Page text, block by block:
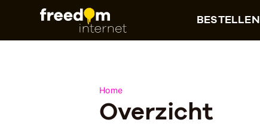
BESTELLEN
Home
Overzicht